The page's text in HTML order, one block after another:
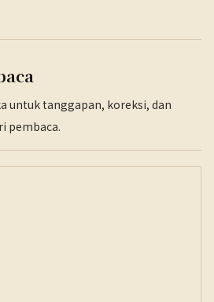
untuk tanggapan, koreksi, dan
pembaca.